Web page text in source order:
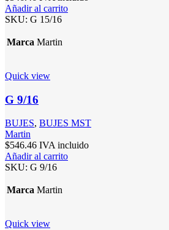
Añadir al carrito
SKU: G 15/16
Marca Martin
Quick view
G 9/16
BUJES, BUJES MST
Martin
$546.46 IVA incluido
Añadir al carrito
SKU: G 9/16
Marca Martin
Quick view